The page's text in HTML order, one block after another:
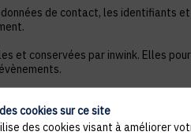
de contact, les identifiants
et conservées par inwink. Elles
que modifiée par la loi n°2004-
à ce que les données le
cookies sur ce site
des cookies visant à améliorer